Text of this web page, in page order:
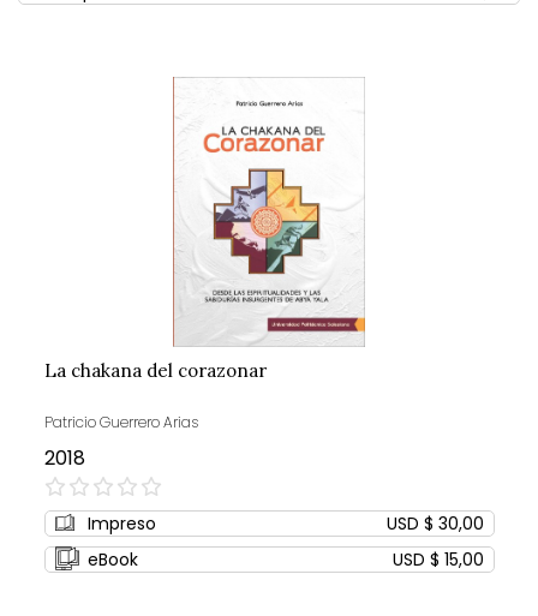
La chakana del corazonar
Patricio Guerrero Arias
2018
0%
Impreso
USD $ 30,00
eBook
USD $ 15,00